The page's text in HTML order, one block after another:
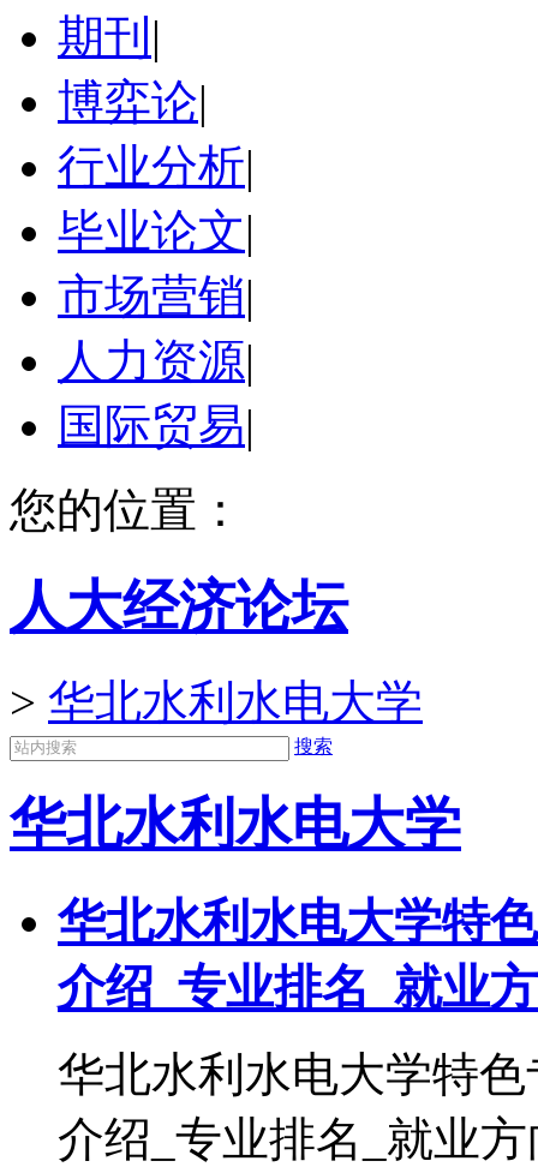
期刊 |
博弈论|
行业分析|
毕业论文|
市场营销|
人力资源|
国际贸易|
您的位置：
人大经济论坛
> 华北水利水电大学
搜索
华北水利水电大学
华北水利水电大学特
介绍_专业排名_就业
华北水利水电大学特
介绍_专业排名_就